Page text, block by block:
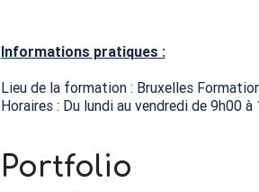
Informations pratiques :
Lieu de la formation : Bruxelles
Horaires : Du lundi au vendredi de 9h00
Portfolio